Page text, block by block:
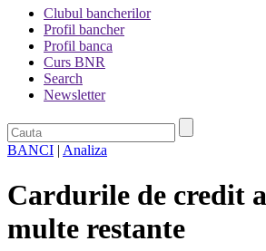
Clubul bancherilor
Profil bancher
Profil banca
Curs BNR
Search
Newsletter
BANCI | Analiza
Cardurile de credit
multe restante